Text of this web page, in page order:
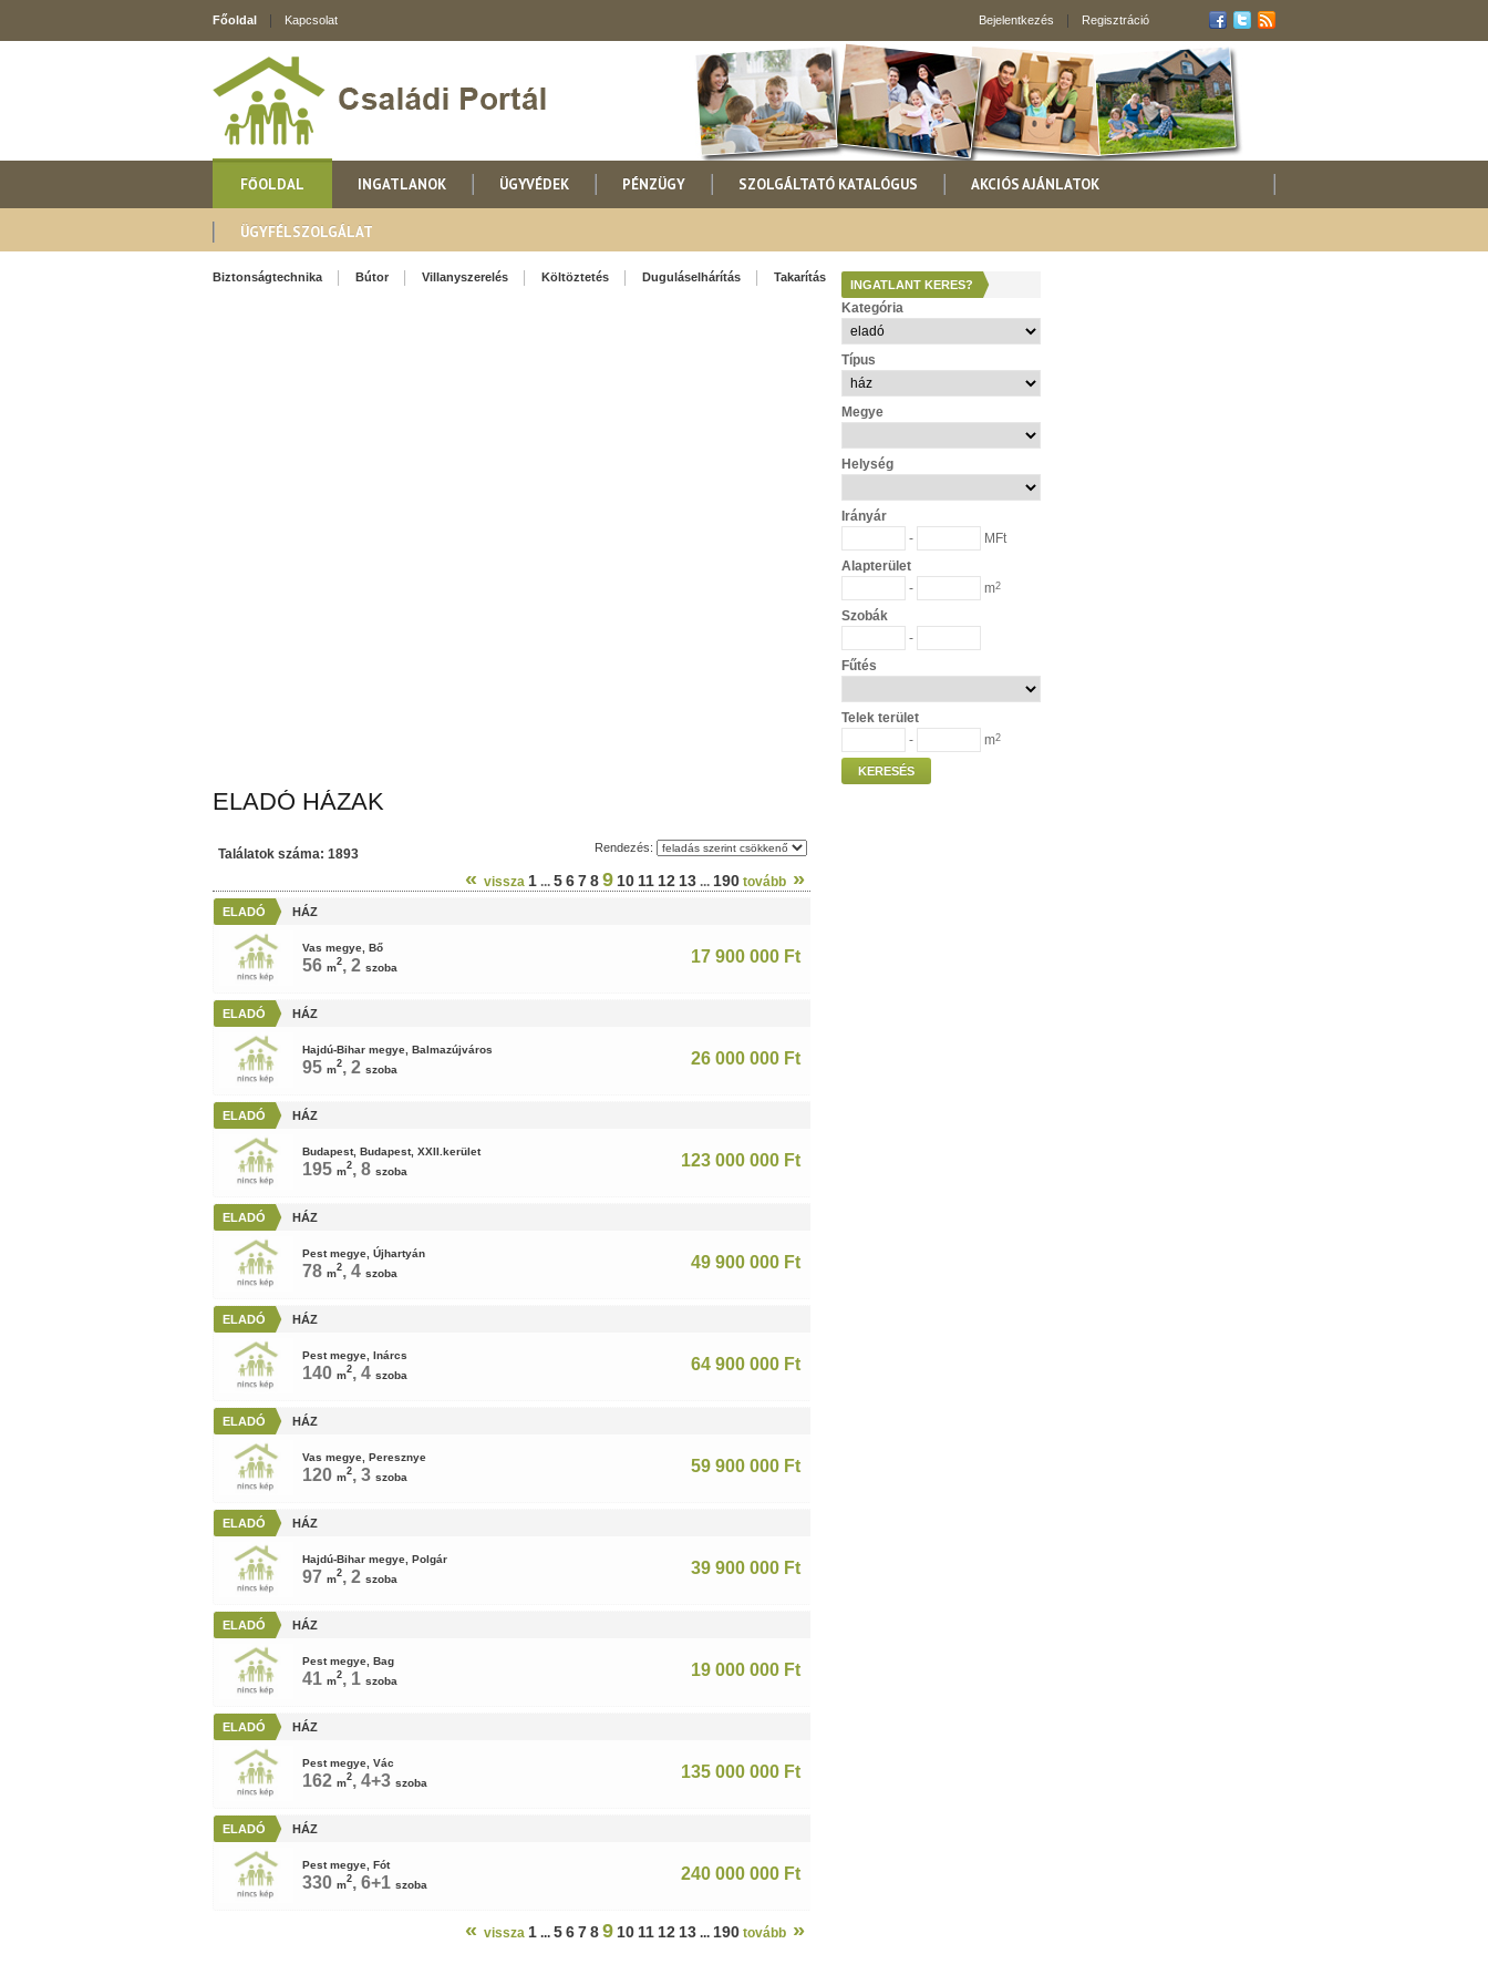
Főoldal Kapcsolat Bejelentkezés Regisztráció
FŐOLDAL INGATLANOK ÜGYVÉDEK PÉNZÜGY SZOLGÁLTATÓ KATALÓGUS AKCIÓS AJÁNLATOK
ÜGYFÉLSZOLGÁLAT
Biztonságtechnika Bútor Villanyszerelés Költöztetés Duguláselhárítás Takarítás
INGATLANT KERES?
Kategória
Típus
Megye
Helység
Irányár
-
MFt
Alapterület
-
m2
Szobák
-
Fűtés
Telek terület
-
m2
KERESÉS
ELADÓ HÁZAK
Rendezés:
Találatok száma: 1893
« vissza 1 ... 56789 10 11 12 13 ... 190 tovább »
ELADÓ HÁZ
17 900 000 Ft
Vas megye, Bő
56 m2, 2 szoba
ELADÓ HÁZ
26 000 000 Ft
Hajdú-Bihar megye, Balmazújváros
95 m2, 2 szoba
ELADÓ HÁZ
123 000 000 Ft
Budapest, Budapest, XXII.kerület
195 m2, 8 szoba
ELADÓ HÁZ
49 900 000 Ft
Pest megye, Újhartyán
78 m2, 4 szoba
ELADÓ HÁZ
64 900 000 Ft
Pest megye, Inárcs
140 m2, 4 szoba
ELADÓ HÁZ
59 900 000 Ft
Vas megye, Peresznye
120 m2, 3 szoba
ELADÓ HÁZ
39 900 000 Ft
Hajdú-Bihar megye, Polgár
97 m2, 2 szoba
ELADÓ HÁZ
19 000 000 Ft
Pest megye, Bag
41 m2, 1 szoba
ELADÓ HÁZ
135 000 000 Ft
Pest megye, Vác
162 m2, 4+3 szoba
ELADÓ HÁZ
240 000 000 Ft
Pest megye, Fót
330 m2, 6+1 szoba
« vissza 1 ... 56789 10 11 12 13 ... 190 tovább »